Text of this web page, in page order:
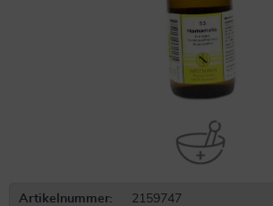
Artikelnummer:
2159747